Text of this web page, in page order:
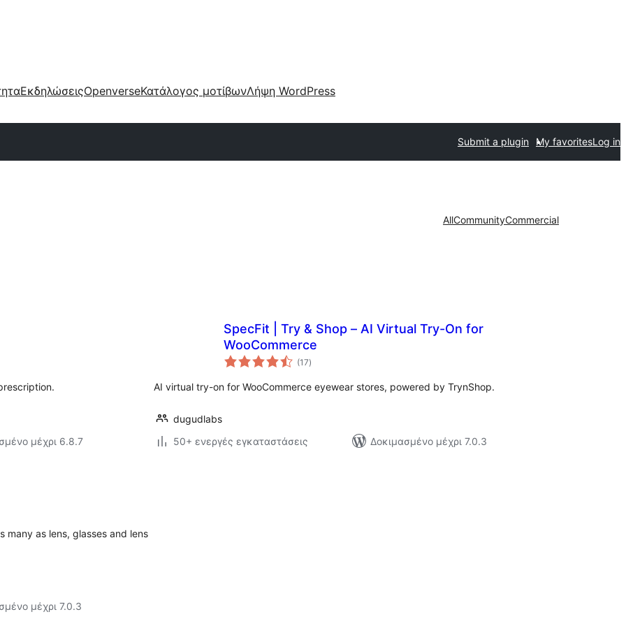
ΕκδηλώσειςOpenverseΚατάλογος μοτίβωνΛήψη WordPress
Submit a plugin My favoritesLog in
AllCommunityCommercial
μέχρι 6.8.7
SpecFit | Try & Shop – AI Virtual Try-On for
WooCommerce
(17αξιολογήσεις
σύνολο
)
AI virtual try-on for WooCommerce eyewear stores, powered by TrynShop.
dugudlabs
50+ ενεργές εγκαταστάσεις
Δοκιμασμένο μέχρι 7.0.3
many as lens, glasses and lens
μέχρι 7.0.3